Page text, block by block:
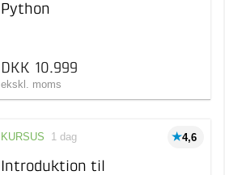
Python
DKK 10.999
ekskl. moms
4,6
KURSUS 1 dag
Introduktion til